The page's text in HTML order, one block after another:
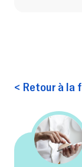
< Retour à la